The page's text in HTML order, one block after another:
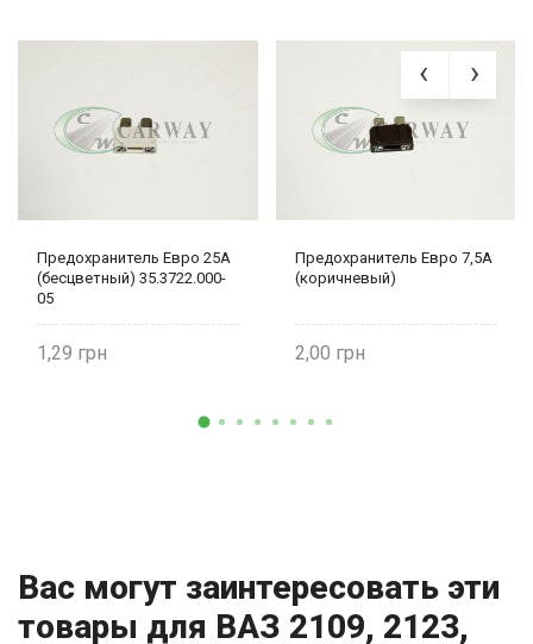
Предохранитель Евро 25А
(бесцветный) 35.3722.000-
05
1,29
Предохранитель Евро 7,5А
(коричневый)
2,00
Вас могут заинтересовать эти
товары для ВАЗ 2109, 2123,